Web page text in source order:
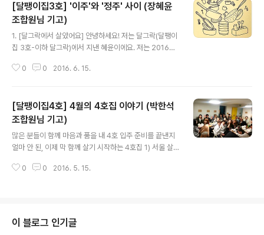
[달팽이집3호] '이주'와 '정주' 사이 (장혜윤
조합원님 기고)
1. [달그락에서 살았어요] 안녕하세요! 저는 달그락(달팽이
집 3호-이하 달그락)에서 지낸 혜윤이에요. 저는 2016년
었습니다. 한동안은 앞으로의 독립과 주거에 대해 생각할
기뻤던 순간을 기억해요. 달그락에서 지내는 동안, 주변에
많은 사람이 “공동주택 생활은 어때? 재밌어?”라며 묻곤
했어요. 그럴 때마다 저는 ‘집사람들’과 함께 보낸 시간들에
대해서 말하곤 했어요. 같이 음식을 만들어 먹기도 하고, 새
로운 생각을 하게 되기도 하고, 같이 놀면서 느끼는 재미도
있고, 안부와 고민을 함께 나누는 일상이 참 좋다고요. 생활
0 0 2016. 6. 15.
[달팽이집4호] 4월의 4호집 이야기 (박한석
조합원님 기고)
많은 분들이 함께 마음과 품을 내 4호 입주 준비를 끝낸지
얼마 안 된, 이제 막 함께 살기 시작하는 4호집 1) 서울 살
이사를 왔습니다. 아는 사람도 별로 없었고 집에 대한 정보
치가 어디쯤에 있는지 알게 되었죠. 2) ‘세입자의 권리’와
‘민달팽이 유니온’ 집들을 알아보다 한 언론을 통해 ‘민달팽
0 0 2016. 5. 15.
이 블로그 인기글